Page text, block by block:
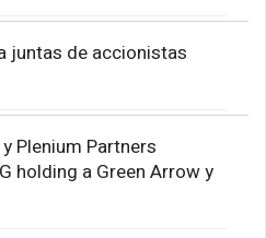
juntas de accionistas
Plenium Partners
holding a Green Arrow y